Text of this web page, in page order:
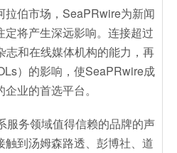
拉伯市场，SeaPRwire为新闻
将产生深远影响。连接超过
志和在线媒体机构的能力，再
）的影响，使SeaPRwire成
业的首选平台。
服务领域值得信赖的品牌的声
到汤姆森路透、彭博社、道